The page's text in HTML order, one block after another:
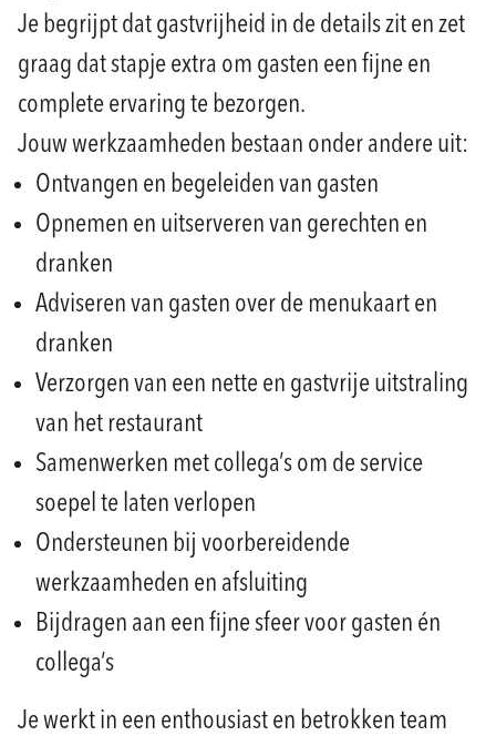
Je begrijpt dat gastvrijheid in de details zit en zet
graag dat stapje extra om gasten een fijne en
complete ervaring te bezorgen.
Jouw werkzaamheden bestaan onder andere uit:
Ontvangen en begeleiden van gasten
Opnemen en uitserveren van gerechten en
dranken
Adviseren van gasten over de menukaart en
dranken
Verzorgen van een nette en gastvrije uitstraling
van het restaurant
Samenwerken met collega’s om de service
soepel te laten verlopen
Ondersteunen bij voorbereidende
werkzaamheden en afsluiting
Bijdragen aan een fijne sfeer voor gasten én
collega’s
Je werkt in een enthousiast en betrokken team